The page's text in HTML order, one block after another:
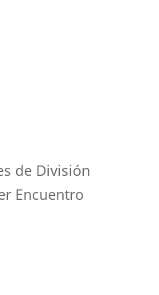
de División
Encuentro